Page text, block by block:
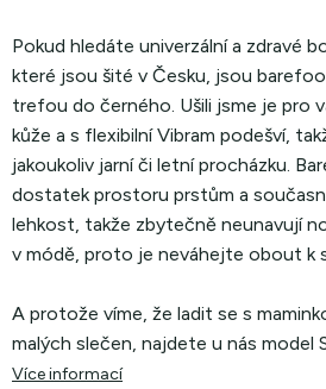
Pokud hledáte univerzální a zdravé
které jsou šité v Česku, jsou
trefou do černého. Ušili jsme je pro
kůže a s flexibilní Vibram podešví,
jakoukoliv jarní či letní procházku.
dostatek prostoru prstům a
lehkost, takže zbytečně neunavují
v módě, proto je neváhejte obout k
A protože víme, že ladit se s
malých slečen, najdete u nás model
Více informací